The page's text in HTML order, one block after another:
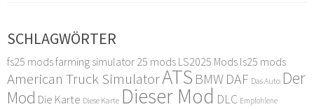
SCHLAGWÖRTER
fs25 modsfarming simulator 25 mods LS2025 Mods ls25 mods
American Truck SimulatorATS BMW DAF Das Auto Der
Mod Die Karte Diese Karte Dieser Mod DLC Empfohlene